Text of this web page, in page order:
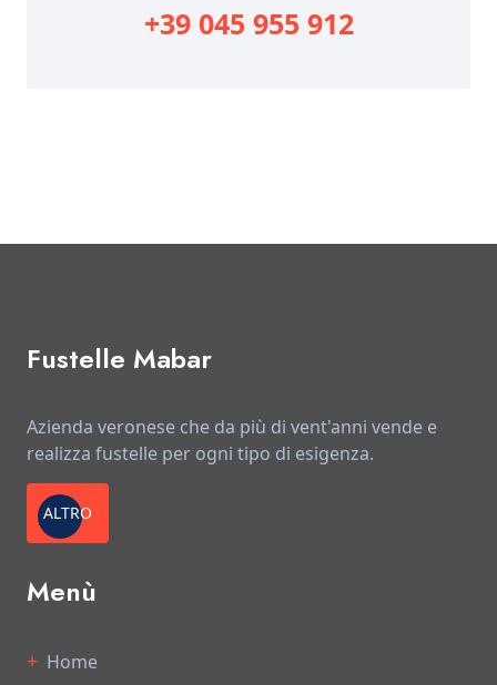
+39 045 955 912
Fustelle Mabar
Azienda veronese che da più di vent'anni vende e
realizza fustelle per ogni tipo di esigenza.
ALTRO
Menù
Home